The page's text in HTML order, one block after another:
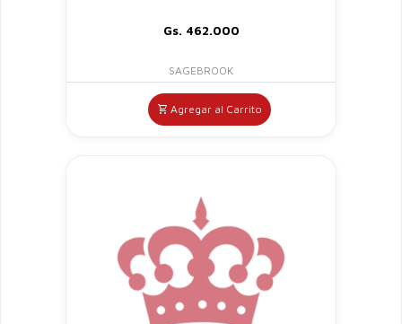
Gs. 462.000
SAGEBROOK
Agregar al Carrito